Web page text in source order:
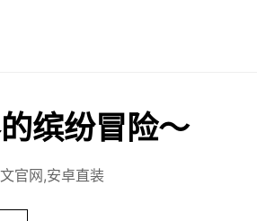
缤纷冒险～
官网,安卓直装